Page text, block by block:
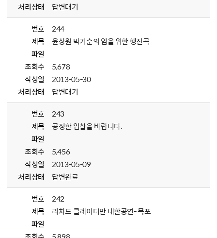
처리상태
답변대기
번호
244
제목
윤상원 박기순의 임을 위한 행진곡
파일
조회수
5,678
작성일
2013-05-30
처리상태
답변대기
번호
243
제목
공정한 입찰을 바랍니다.
파일
조회수
5,456
작성일
2013-05-09
처리상태
답변완료
번호
242
제목
리차드 클레이더만 내한공연- 목포
파일